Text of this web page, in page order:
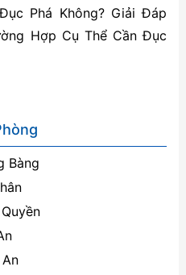
Phá Không? Giải Đáp
Hợp Cụ Thể Cần Đục
Bàng